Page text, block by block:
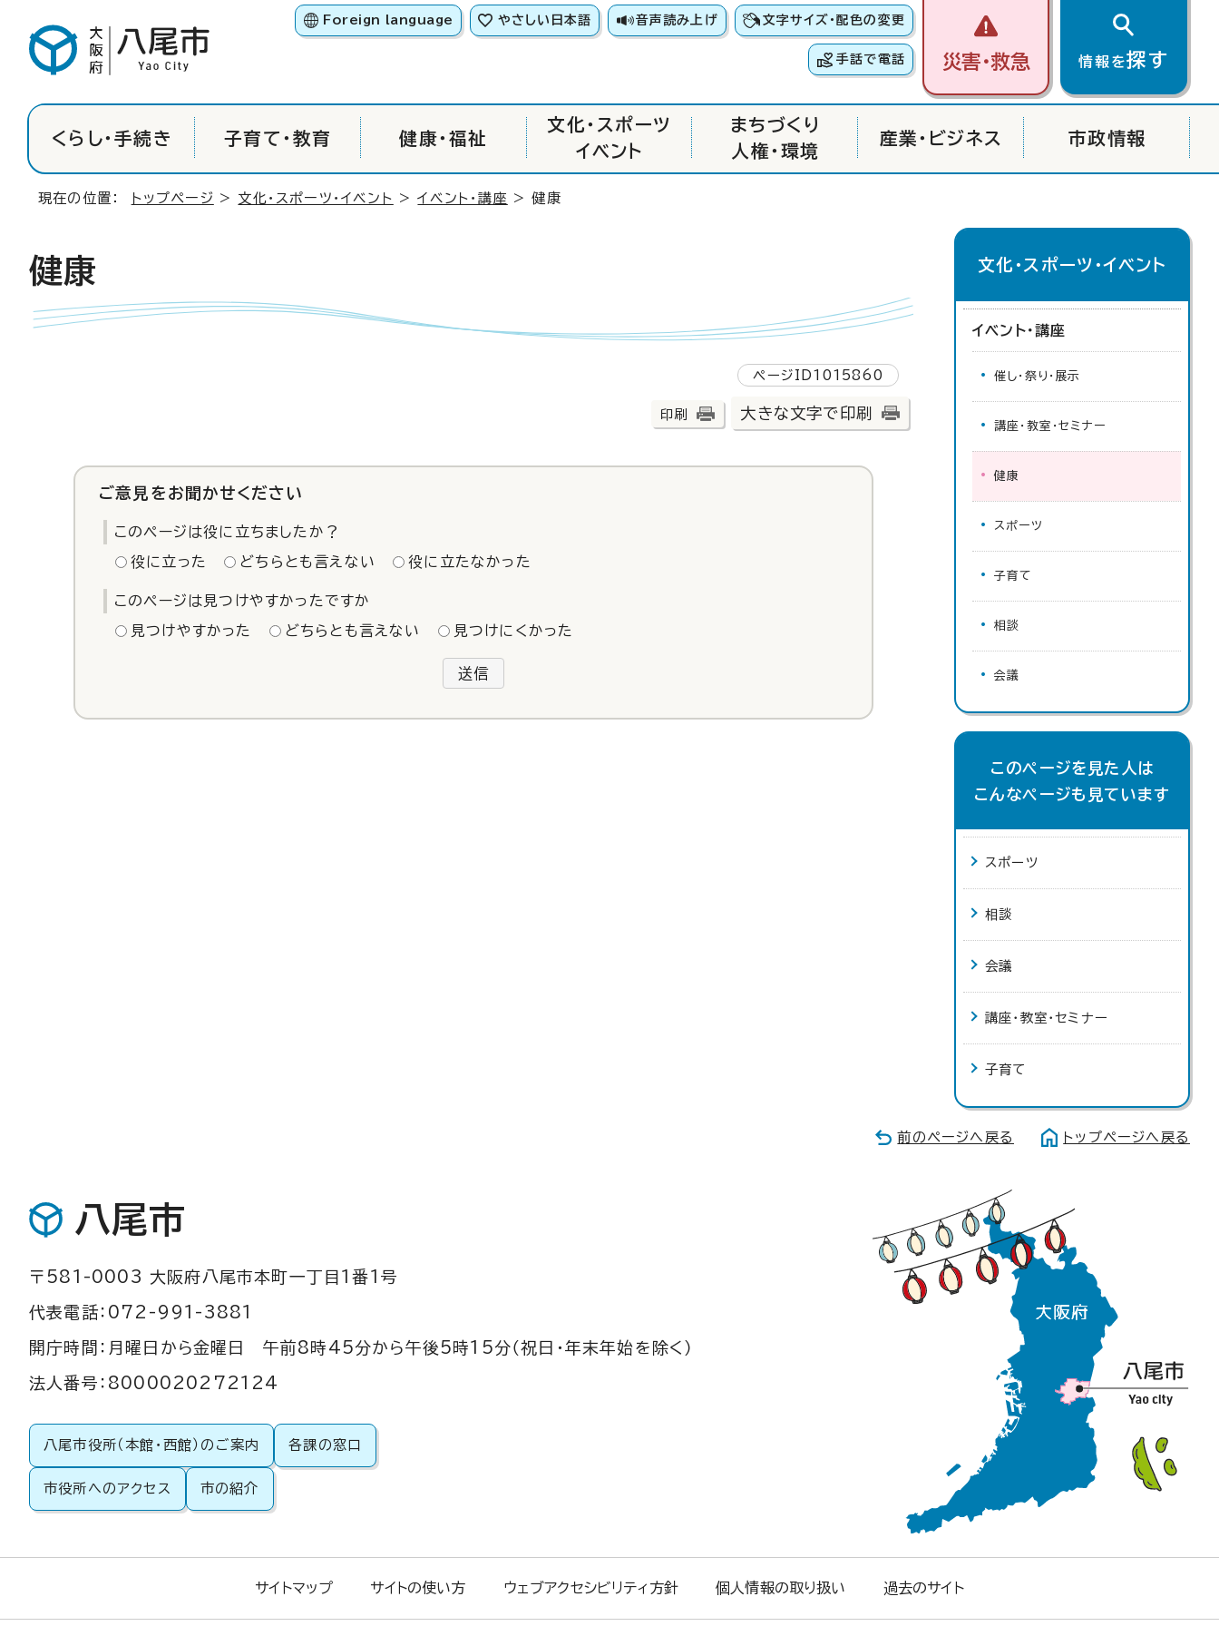
Foreign language やさしい日本語 音声読み上げ 文字サイズ・配色の変更
手話で電話 災害・救急 情報を探す
くらし・手続き 子育て・教育 健康・福祉
文化・スポーツ
イベント
まちづくり
人権・環境
産業・ビジネス 市政情報
現在の位置： トップページ > 文化・スポーツ・イベント >イベント・講座 > 健康
健康
ページID1015860
印刷 大きな文字で印刷
ご意見をお聞かせください
このページは役に立ちましたか？
役に立った どちらとも言えない 役に立たなかった
このページは見つけやすかったですか
見つけやすかった どちらとも言えない 見つけにくかった
送信
文化・スポーツ・イベント
イベント・講座
催し・祭り・展示
講座・教室・セミナー
健康
スポーツ
子育て
相談
会議
このページを見た人は
こんなページも見ています
スポーツ
相談
会議
講座・教室・セミナー
子育て
前のページへ戻る トップページへ戻る
八尾市
〒581-0003 大阪府八尾市本町一丁目1番1号
代表電話：072-991-3881
開庁時間：月曜日から金曜日 午前8時45分から午後5時15分（祝日・年末年始を除く）
法人番号：8000020272124
八尾市役所（本館・西館）のご案内 各課の窓口
市役所へのアクセス 市の紹介
サイトマップ サイトの使い方 ウェブアクセシビリティ方針 個人情報の取り扱い 過去のサイト